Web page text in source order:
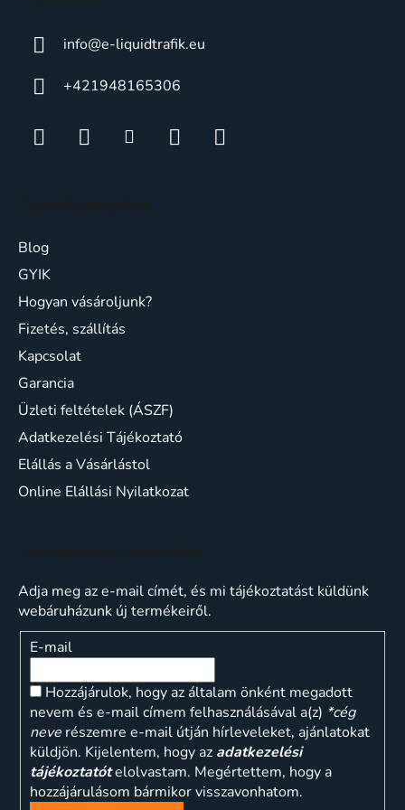
info@e-liquidtrafik.eu
+421948165306
Blog
GYIK
Hogyan vásároljunk?
Fizetés, szállítás
Kapcsolat
Garancia
Üzleti feltételek (ÁSZF)
Adatkezelési Tájékoztató
Elállás a Vásárlástol
Online Elállási Nyilatkozat
Adja meg az e-mail címét, és mi tájékoztatást küldünk
webáruházunk új termékeiről.
E-mail
Hozzájárulok, hogy az általam önként megadott
nevem és e-mail címem felhasználásával a(z) *cég
neve részemre e-mail útján hírleveleket, ajánlatokat
küldjön. Kijelentem, hogy az adatkezelési
tájékoztatótelolvastam. Megértettem, hogy a
hozzájárulásom bármikor visszavonhatom.